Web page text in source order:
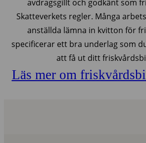
avdragsgillt och godkänt som
Skatteverkets regler. Många
anställda lämna in kvitton för
specificerar ett bra underlag som
att få ut ditt
Läs mer om